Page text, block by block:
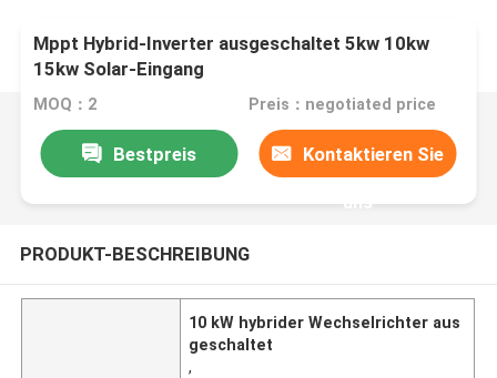
Mppt Hybrid-Inverter ausgeschaltet 5kw 10kw
15kw Solar-Eingang
MOQ：2 Preis：negotiated price
Bestpreis Kontaktieren Sie
uns
PRODUKT-BESCHREIBUNG
10 kW hybrider Wechselrichter aus
geschaltet
,